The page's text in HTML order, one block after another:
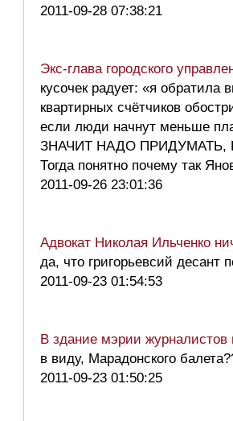
2011-09-28 07:38:21
Экс-глава городского
кусочек радует: «я
квартирных счётчиков
если люди начнут меньше
ЗНАЧИТ НАДО ПРИДУМАТЬ,
Тогда понятно почему так
2011-09-26 23:01:36
Адвокат Николая Ильченко
да, что григорьевсий
2011-09-23 01:54:53
В здание мэрии журналистов
в виду, Марадонского
2011-09-23 01:50:25